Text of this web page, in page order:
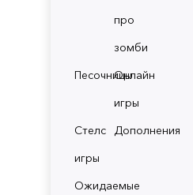
про
зомби
ПесочницыОнлайн
игры
Стелс
игры
Дополнения
Ожидаемые